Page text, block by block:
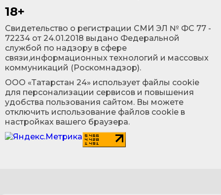
18+
Cвидетельство о регистрации СМИ ЭЛ № ФС 77 -
72234 от 24.01.2018 выдано Федеральной
службой по надзору в сфере
связи,информационных технологий и массовых
коммуникаций (Роскомнадзор).
ООО «Татарстан 24» использует файлы cookie
для персонализации сервисов и повышения
удобства пользования сайтом. Вы можете
отключить использование файлов cookie в
настройках вашего браузера.